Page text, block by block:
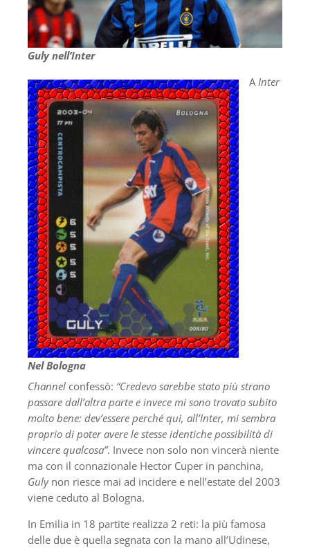
Guly nell’Inter
Nel Bologna
AInter
Channel confessò: “Credevo sarebbe stato più strano
passare dall’altra parte e invece mi sono trovato subito
molto bene: dev’essere perché qui, all’Inter, mi sembra
proprio di poter avere le stesse identiche possibilità di
vincere qualcosa”. Invece non solo non vincerà niente
ma con il connazionale Hector Cuper in panchina,
Guly non riesce mai ad incidere e nell’estate del 2003
viene ceduto al Bologna.
In Emilia in 18 partite realizza 2 reti: la più famosa
delle due è quella segnata con la mano all’Udinese,